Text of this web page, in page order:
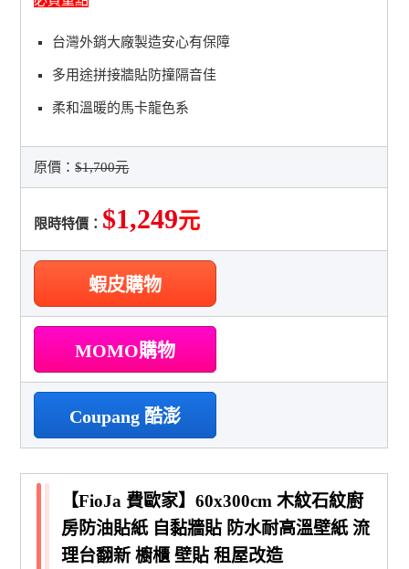
台灣外銷大廠製造安心有保障
多用途拼接牆貼防撞隔音佳
柔和溫暖的馬卡龍色系
原價：$1,700元
限時特價： $1,249元
蝦皮購物
MOMO購物
Coupang 酷澎
【FioJa 費歐家】60x300cm 木紋石紋廚
房防油貼紙 自黏牆貼 防水耐高溫壁紙 流
理台翻新 櫥櫃 壁貼 租屋改造